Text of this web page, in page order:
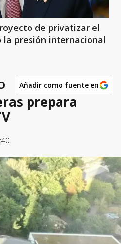
de privatizar el
la presión internacional
Añadir como fuente en
prepara